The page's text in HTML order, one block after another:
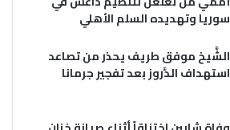
سوريا وتهديده السلم الأهلي
الشَّيخ موفق طريف يحذر من تصاعد
استهداف الدَّروز بعد تفجير جرمانا